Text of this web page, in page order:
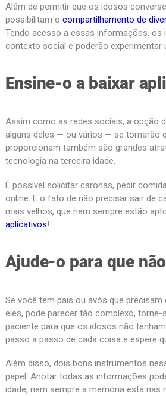
Além de permitir que os idosos
possibilitam o compartilhamento de
Tendo acesso a essas informações,
contexto social e poderão experimentar
Ensine-o a baixar
Assim como as redes sociais, a opção
alguns deles — ou vários — se tornarão
proporcionam também são grandes
tecnologia na terceira idade.
É possível solicitar caronas, pedir
online. E o fato de não precisar sair de
mais velhos, que nem sempre estão
aplicativos!
Ajude-o para que
Se você tem pais ou avós que precisam
eles, pode parecer tão complexo,
paciente para que os idosos não
passo a passo de cada coisa e espere
Além disso, dois bons instrumentos
papel. Anotar todas as informações
idade, nem sempre a memória está